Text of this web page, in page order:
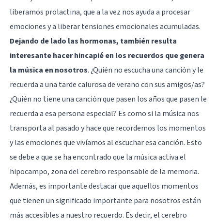
liberamos prolactina, que a la vez nos ayuda a procesar
emociones y a liberar tensiones emocionales acumuladas.
Dejando de lado las hormonas, también resulta
interesante hacer hincapié en los recuerdos que genera
la música en nosotros. ¿Quién no escucha una canción y le
recuerda a una tarde calurosa de verano con sus amigos/as?
¿Quién no tiene una canción que pasen los años que pasen le
recuerda a esa persona especial? Es como si la música nos
transporta al pasado y hace que recordemos los momentos
y las emociones que vivíamos al escuchar esa canción. Esto
se debe a que se ha encontrado que la música activa el
hipocampo, zona del cerebro responsable de la memoria.
Además, es importante destacar que aquellos momentos
que tienen un significado importante para nosotros están
más accesibles a nuestro recuerdo. Es decir, el cerebro